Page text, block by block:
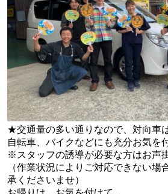
★交通量の多い通りなので、対向車
自転車、バイクなどにも充分お気を
※スタッフの誘導が必要な方はお声
（作業状況によりご対応できない場
承くださいませ）